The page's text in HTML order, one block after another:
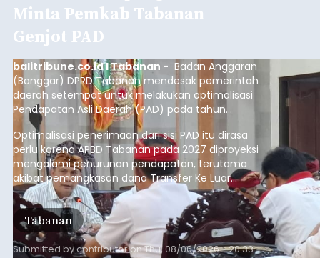
Minta Pemkab Tabanan
Genjot PAD
balitribune.co.id I Tabanan - Badan Anggaran
(Banggar) DPRD Tabanan mendesak pemerintah
daerah setempat untuk melakukan optimalisasi
Pendapatan Asli Daerah (PAD) pada tahun
anggaran 2027.
Optimalisasi penerimaan dari sisi PAD itu dirasa
perlu karena APBD Tabanan pada 2027 diproyeksi
mengalami penurunan pendapatan, terutama
akibat pemangkasan dana Transfer Ke Luar
Daerah (TKD) dari pemerintah pusat.
Tabanan
Submitted bycontributoronThu, 08/06/2026 - 20:33